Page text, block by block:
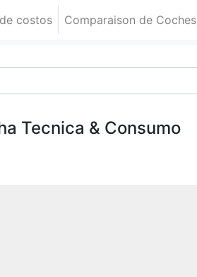
costos Comparaison de Coches
Tecnica & Consumo